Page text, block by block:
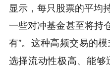
显示，每只股票的平均
一些对冲基金甚至将持
有”。 这种高频交易的
选择流动性极高、能